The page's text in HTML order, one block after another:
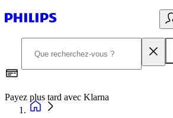
Payez plus tard avec Klarna